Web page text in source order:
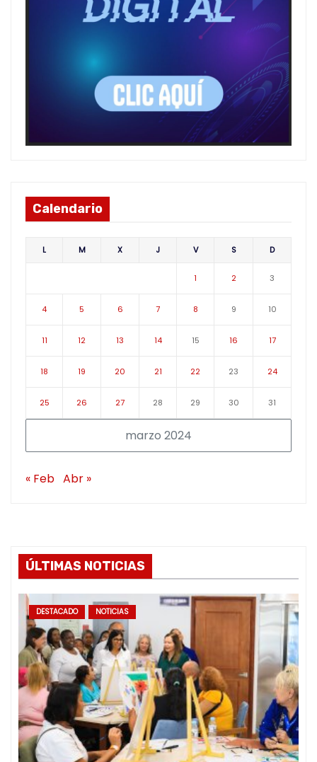
Calendario
marzo 2024
L M X J V S D
1 2 3
4 5 6 7 8 9 10
11 12 13 14 15 16 17
18 19 20 21 22 23 24
25 26 27 28 29 30 31
« Feb Abr »
ÚLTIMAS NOTICIAS
DESTACADO NOTICIAS